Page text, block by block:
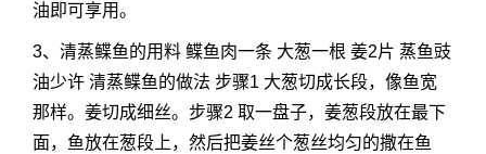
油即可享用。
3、清蒸鲽鱼的用料 鲽鱼肉一条 大葱一根 姜2片 蒸鱼豉
油少许 清蒸鲽鱼的做法 步骤1 大葱切成长段，像鱼宽
那样。姜切成细丝。步骤2 取一盘子，姜葱段放在最下
面，鱼放在葱段上，然后把姜丝个葱丝均匀的撒在鱼